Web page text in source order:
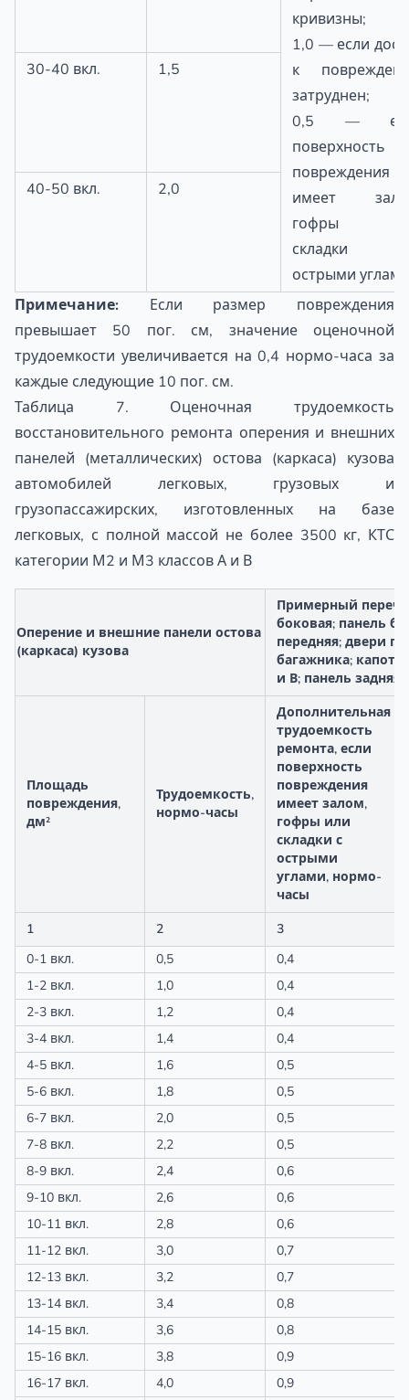
кривизны;
1,0 — если
к
затруднен;
0,5 —
поверхность
повреждения
имеет
гофры
складки
острыми углами
30-40 вкл. 1,5
40-50 вкл. 2,0
Примечание: Если размер повреждения
превышает 50 пог. см, значение оценочной
трудоемкости увеличивается на 0,4 нормо-часа за
каждые следующие 10 пог. см.
Таблица 7. Оценочная трудоемкость
восстановительного ремонта оперения и внешних
панелей (металлических) остова (каркаса) кузова
автомобилей легковых, грузовых и
грузопассажирских, изготовленных на базе
легковых, с полной массой не более 3500 кг, КТС
категории М2 и М3 классов А и В
Оперение и внешние панели остова
(каркаса) кузова
Примерный
боковая; панель
передняя; двери
багажника; капот;
и В; панель задняя
Площадь
повреждения,
дм²
Трудоемкость,
нормо-часы
Дополнительная
трудоемкость
ремонта, если
поверхность
повреждения
имеет залом,
гофры или
складки с
острыми
углами, нормо-
часы
1
2
3
0-1 вкл.
0,5
0,4
1-2 вкл.
1,0
0,4
2-3 вкл.
1,2
0,4
3-4 вкл.
1,4
0,4
4-5 вкл.
1,6
0,5
5-6 вкл.
1,8
0,5
6-7 вкл.
2,0
0,5
7-8 вкл.
2,2
0,5
8-9 вкл.
2,4
0,6
9-10 вкл.
2,6
0,6
10-11 вкл.
2,8
0,6
11-12 вкл.
3,0
0,7
12-13 вкл.
3,2
0,7
13-14 вкл.
3,4
0,8
14-15 вкл.
3,6
0,8
15-16 вкл.
3,8
0,9
16-17 вкл.
4,0
0,9